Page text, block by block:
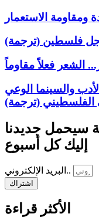
ومقاومة الاستعمار
فلسطين (ترجمة)
الشعر فعلاً مقاوماً
والسينما الوعي
الفلسطيني (ترجمة)
سيحمل جديدنا
إليك كل أسبوع
البريد الإلكتروني..
اشتراك
الأكثر قراءة